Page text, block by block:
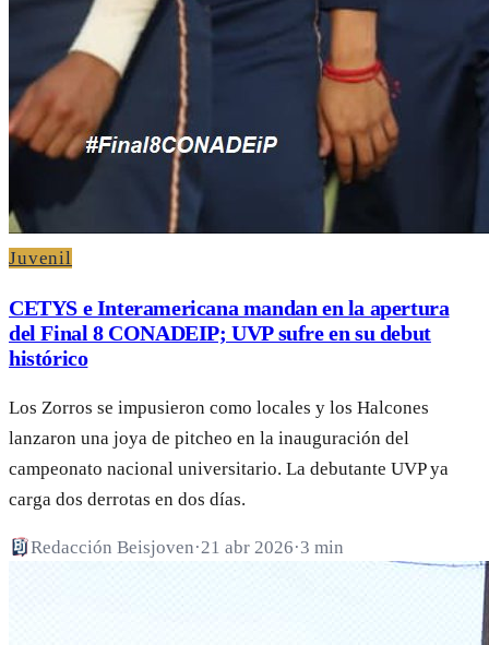
Juvenil
CETYS e Interamericana mandan en la apertura
del Final 8 CONADEIP; UVP sufre en su debut
histórico
Los Zorros se impusieron como locales y los Halcones
lanzaron una joya de pitcheo en la inauguración del
campeonato nacional universitario. La debutante UVP ya
carga dos derrotas en dos días.
Redacción Beisjoven·21 abr 2026·3 min